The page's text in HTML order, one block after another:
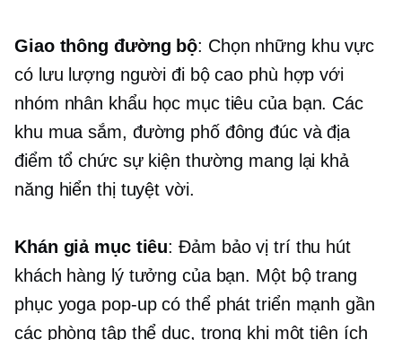
Giao thông đường bộ: Chọn những khu vực
có lưu lượng người đi bộ cao phù hợp với
nhóm nhân khẩu học mục tiêu của bạn. Các
khu mua sắm, đường phố đông đúc và địa
điểm tổ chức sự kiện thường mang lại khả
năng hiển thị tuyệt vời.
Khán giả mục tiêu: Đảm bảo vị trí thu hút
khách hàng lý tưởng của bạn. Một bộ trang
phục yoga pop-upcó thể phát triển mạnh gần
các phòng tập thể dục, trong khi một tiện ích